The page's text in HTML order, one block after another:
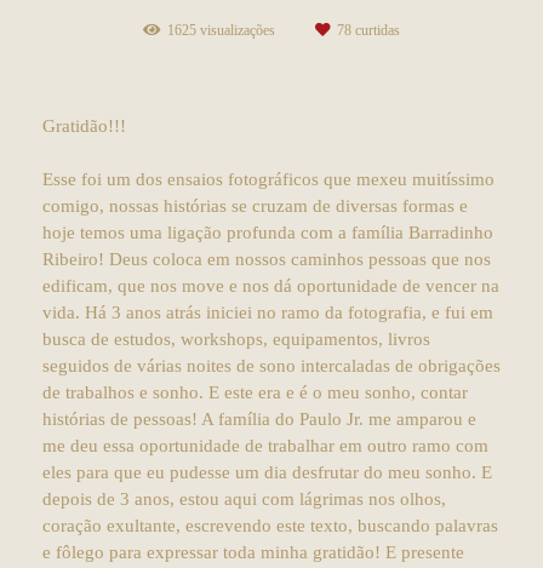
1625 visualizações 78 curtidas
Gratidão!!!
Esse foi um dos ensaios fotográficos que mexeu muitíssimo
comigo, nossas histórias se cruzam de diversas formas e
hoje temos uma ligação profunda com a família Barradinho
Ribeiro! Deus coloca em nossos caminhos pessoas que nos
edificam, que nos move e nos dá oportunidade de vencer na
vida. Há 3 anos atrás iniciei no ramo da fotografia, e fui em
busca de estudos, workshops, equipamentos, livros
seguidos de várias noites de sono intercaladas de obrigações
de trabalhos e sonho. E este era e é o meu sonho, contar
histórias de pessoas! A família do Paulo Jr. me amparou e
me deu essa oportunidade de trabalhar em outro ramo com
eles para que eu pudesse um dia desfrutar do meu sonho. E
depois de 3 anos, estou aqui com lágrimas nos olhos,
coração exultante, escrevendo este texto, buscando palavras
e fôlego para expressar toda minha gratidão! E presente